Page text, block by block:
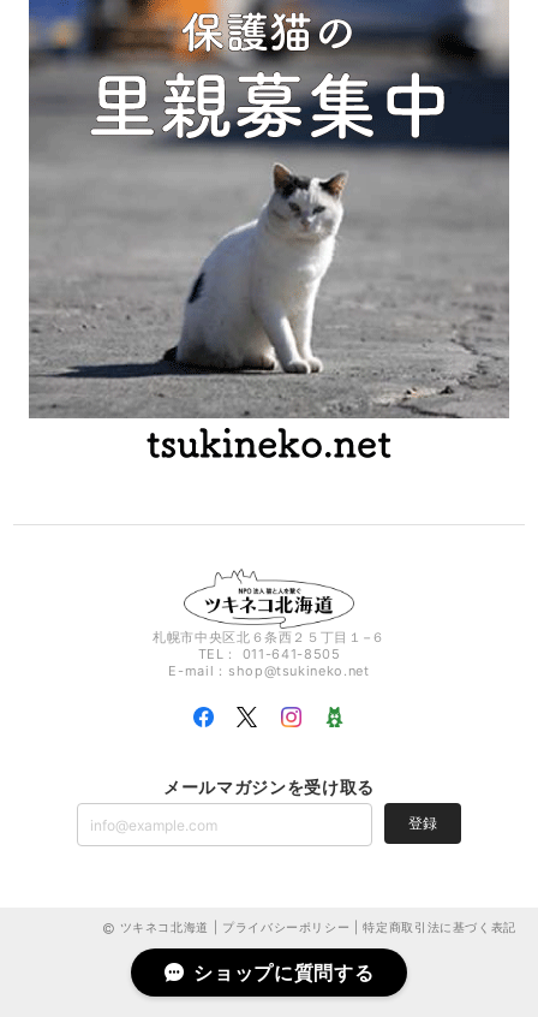
札幌市中央区北６条西２５丁目１−６
TEL： 011-641-8505
E-mail： shop@tsukineko.net
メールマガジンを受け取る
登録
ツキネコ北海道 | プライバシーポリシー |特定商取引法に基づく表記
ショップに質問する